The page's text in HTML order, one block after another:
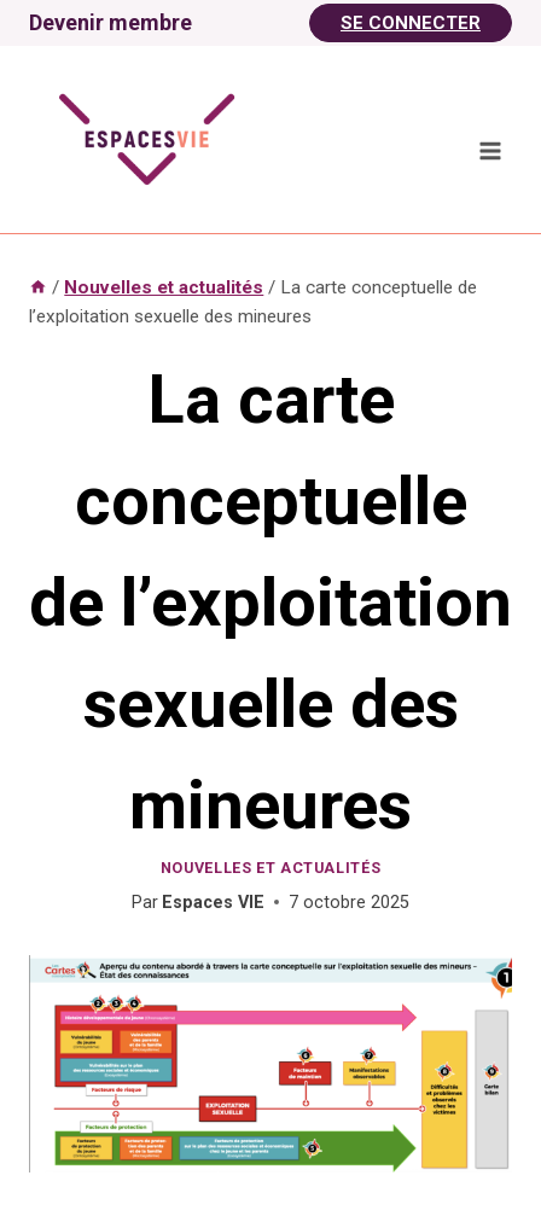
AllerDevenir membre SE CONNECTER
/ Nouvelles et actualités / La carte conceptuelle de
l’exploitation sexuelle des mineures
La carte
conceptuelle
de l’exploitation
sexuelle des
mineures
NOUVELLES ET ACTUALITÉS
Par Espaces VIE 7 octobre 2025